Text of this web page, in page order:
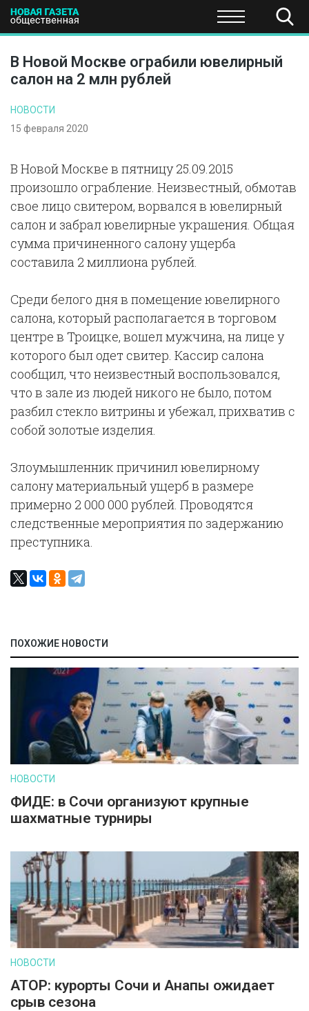
ПОЛИТИКА ЭКОНОМИКА НАУКА И
В Новой Москве ограбили ювелирный
салон на 2 млн рублей
НОВОСТИ
15 февраля 2020
В Новой Москве в пятницу 25.09.2015
произошло ограбление. Неизвестный, обмотав
свое лицо свитером, ворвался в ювелирный
салон и забрал ювелирные украшения. Общая
сумма причиненного салону ущерба
составила 2 миллиона рублей.
Среди белого дня в помещение ювелирного
салона, который располагается в торговом
центре в Троицке, вошел мужчина, на лице у
которого был одет свитер. Кассир салона
сообщил, что неизвестный воспользовался,
что в зале из людей никого не было, потом
разбил стекло витрины и убежал, прихватив с
собой золотые изделия.
Злоумышленник причинил ювелирному
салону материальный ущерб в размере
примерно 2 000 000 рублей. Проводятся
следственные мероприятия по задержанию
преступника.
ПОХОЖИЕ НОВОСТИ
НОВОСТИ
ФИДЕ: в Сочи организуют крупные
шахматные турниры
НОВОСТИ
АТОР: курорты Сочи и Анапы ожидает
срыв сезона